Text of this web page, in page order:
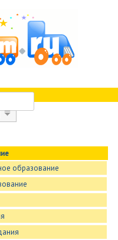
образование